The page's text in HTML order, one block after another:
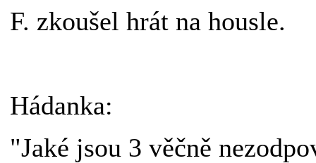
F. zkoušel hrát na housle.
Hádanka:
"Jaké jsou 3 věčně